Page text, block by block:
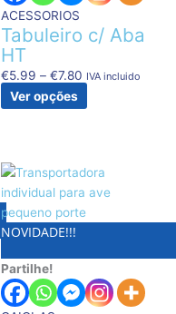
ACESSORIOS
Tabuleiro c/ Aba
HT
€5.99 – €7.80 IVA incluido
Ver opções
The
options
may
chosen
on
page
NOVIDADE!!!
Partilhe!